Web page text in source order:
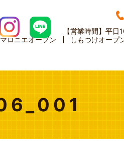
【営業時間】 平日
マロニエオープン しもつけオープ